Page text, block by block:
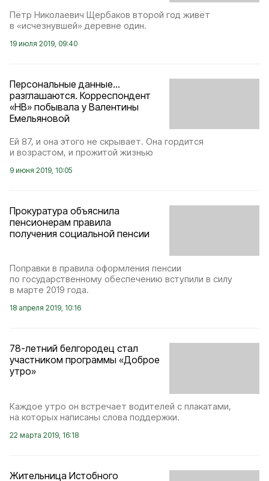
Пётр Николаевич Щербаков второй год живёт
в «исчезнувшей» деревне один.
19 июля 2019, 09:40
Персональные данные…
разглашаются. Корреспондент
«НВ» побывала у Валентины
Емельяновой
Ей 87, и она этого не скрывает. Она гордится
и возрастом, и прожитой жизнью
9 июня 2019, 10:05
Прокуратура объяснила
пенсионерам правила
получения социальной пенсии
Поправки в правила оформления пенсии
по государственному обеспечению вступили в силу
в марте 2019 года.
18 апреля 2019, 10:16
78-летний белгородец стал
участником программы «Доброе
утро»
Каждое утро он встречает водителей с плакатами,
на которых написаны слова поддержки.
22 марта 2019, 16:18
Жительница Истобного